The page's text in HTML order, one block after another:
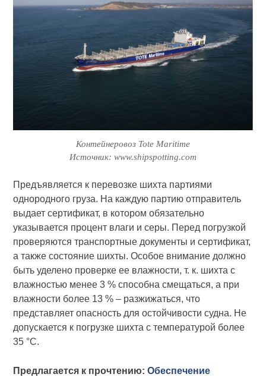
Контейнеровоз Tote Maritime
Источник: www.shipspotting.com
Предъявляется к перевозке шихта партиями
однородного груза. На каждую партию отправитель
выдает сертификат, в котором обязательно
указывается процент влаги и серы. Перед погрузкой
проверяются транспортные документы и сертификат,
а также состояние шихты. Особое внимание должно
быть уделено проверке ее влажности, т. к. шихта с
влажностью менее 3 % способна смещаться, а при
влажности более 13 % – разжижаться, что
представляет опасность для остойчивости судна. Не
допускается к погрузке шихта с температурой более
35 °С.
Предлагается к прочтению:Обеспечение